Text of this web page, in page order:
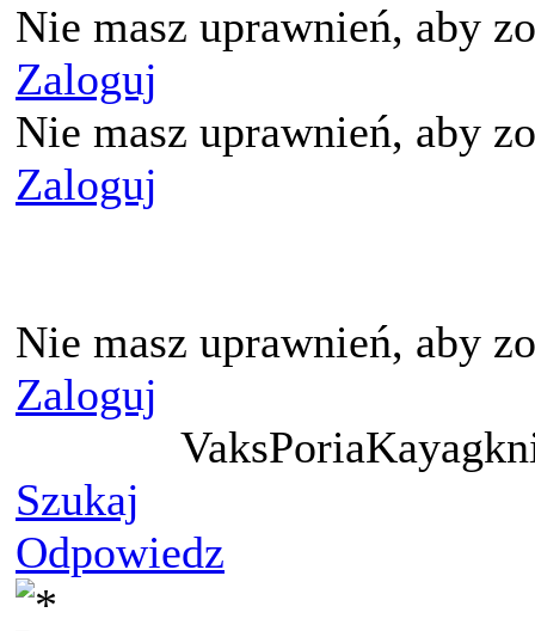
Nie masz uprawnień, aby
Zaloguj
Nie masz uprawnień, aby
Zaloguj
Nie masz uprawnień, aby
Zaloguj
Szukaj
Odpowiedz